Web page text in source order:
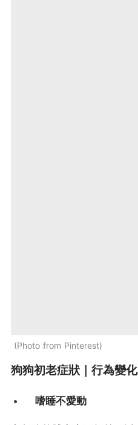
Photo from Pinterest
狗狗初老症狀｜行為變化
嗜睡不愛動